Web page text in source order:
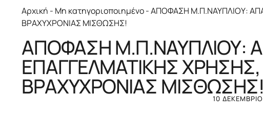
Αρχική - Μη κατηγοριοποιημένο-ΑΠΟΦΑΣΗ Μ.Π.ΝΑΥΠΛΙΟΥ:
ΒΡΑΧΥΧΡΟΝΙΑΣ ΜΙΣΘΩΣΗΣ!
ΑΠΟΦΑΣΗ Μ.Π.ΝΑΥΠΛΙΟΥ:
ΕΠΑΓΓΕΛΜΑΤΙΚΗΣ ΧΡΗΣΗΣ,
ΒΡΑΧΥΧΡΟΝΙΑΣ ΜΙΣΘΩΣΗΣ!
10